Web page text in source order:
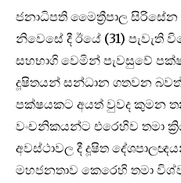
ජනාධිපති මෛත්‍රීපාල
නිවෙසේ දී ඊයේ (31) පැවැති
සහභාගි වෙමින් පැවසුවේ
දූෂිතයන් සන්ධාන ගතවන
පක්ෂයකට අයත් වුවද කුමන
වංචනිකයන්ට එරෙහිව තමා
අවස්ථාවල දී දූෂිත
මහජනතාව කෙරෙහි තමා